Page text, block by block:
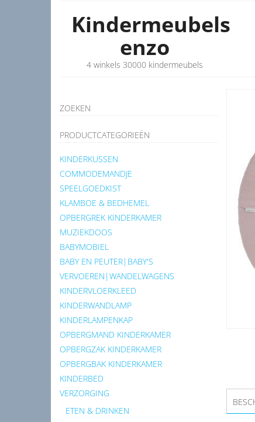
Kindermeubels
enzo
4 winkels 30000 kindermeubels
ZOEKEN
PRODUCTCATEGORIEËN
KINDERKUSSEN
COMMODEMANDJE
SPEELGOEDKIST
KLAMBOE & BEDHEMEL
OPBERGREK KINDERKAMER
MUZIEKDOOS
BABYMOBIEL
BABY EN PEUTER|BABY'S
VERVOEREN|WANDELWAGENS
KINDERVLOERKLEED
KINDERWANDLAMP
KINDERLAMPENKAP
OPBERGMAND KINDERKAMER
OPBERGZAK KINDERKAMER
OPBERGBAK KINDERKAMER
KINDERBED
VERZORGING
ETEN & DRINKEN